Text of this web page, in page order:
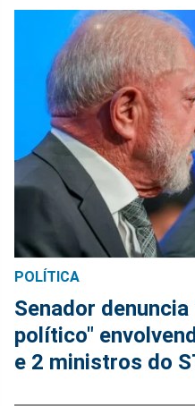
POLÍTICA
Senador
político"
e 2 ministros do